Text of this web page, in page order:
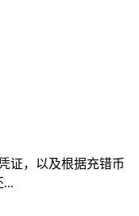
证，以及根据充错币